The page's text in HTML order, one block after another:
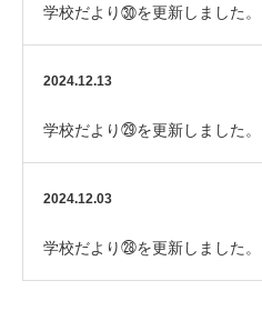
学校だより㉚を更新しました。
2024.12.13
学校だより㉙を更新しました。
2024.12.03
学校だより㉘を更新しました。